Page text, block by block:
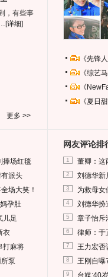
，有些事
[详细]
更多 >>
《先锋
《综艺
《
《夏日
捧场红毯
派头
场大笑！
孕肚
儿足
衣
打麻将
泵
网友评论排
1 董卿：这
2 刘德华新
3 为救母女
4 刘德华扮
5 章子怡斥
6 律师：于
7 王力宏否
8 王刚自曝
9 台媒:40